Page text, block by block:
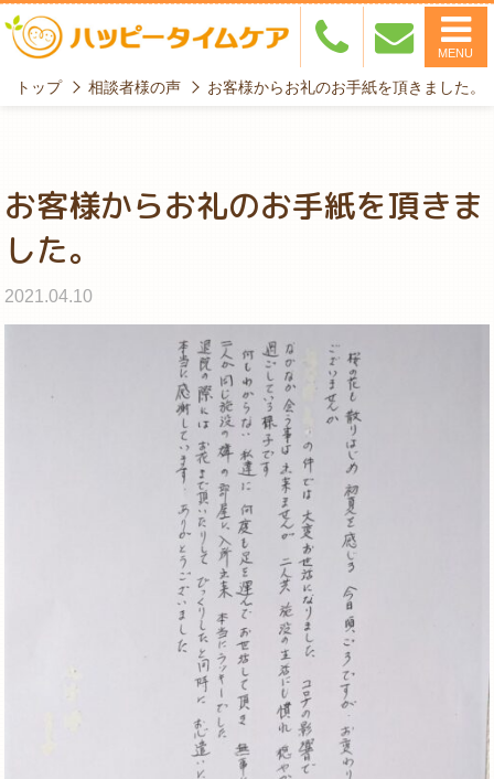
MENU
トップ 相談者様の声 お客様からお礼のお手紙を頂きました。
お客様からお礼のお手紙を頂きま
した。
2021.04.10